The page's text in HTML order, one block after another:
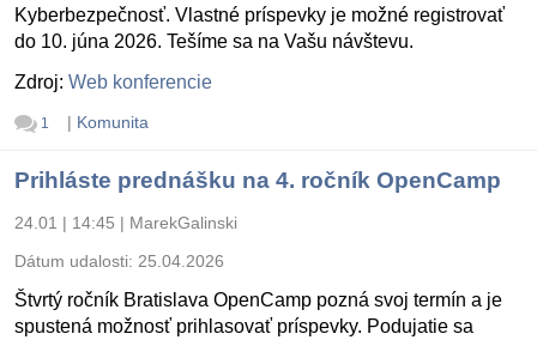
Kyberbezpečnosť. Vlastné príspevky je možné registrovať
do 10. júna 2026. Tešíme sa na Vašu návštevu.
Zdroj: Web konferencie
1 | Komunita
Prihláste prednášku na 4. ročník OpenCamp
24.01 | 14:45 | MarekGalinski
Dátum udalosti: 25.04.2026
Štvrtý ročník Bratislava OpenCamp pozná svoj termín a je
spustená možnosť prihlasovať príspevky. Podujatie sa